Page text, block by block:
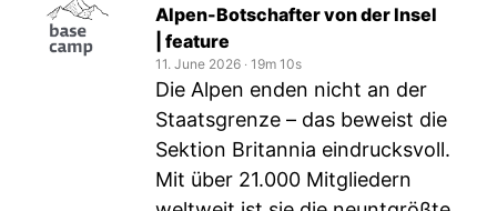
Alpen-Botschafter von der Insel
| feature
11. June 2026 ‧ 19m 10s
Die Alpen enden nicht an der
Staatsgrenze – das beweist die
Sektion Britannia eindrucksvoll.
Mit über 21.000 Mitgliedern